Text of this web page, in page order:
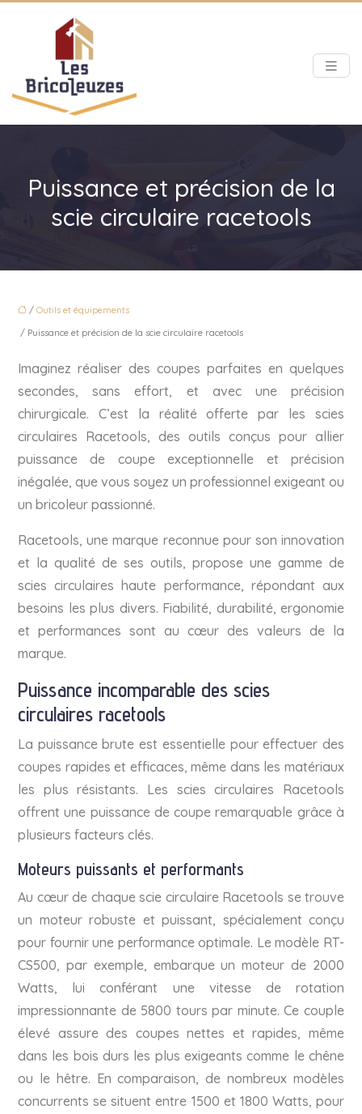
Puissance et précision de la
scie circulaire racetools
/ Outils et équipements
/ Puissance et précision de la scie circulaire racetools
Imaginez réaliser des coupes parfaites en quelques
secondes, sans effort, et avec une précision
chirurgicale. C’est la réalité offerte par les scies
circulaires Racetools, des outils conçus pour allier
puissance de coupe exceptionnelle et précision
inégalée, que vous soyez un professionnel exigeant ou
un bricoleur passionné.
Racetools, une marque reconnue pour son innovation
et la qualité de ses outils, propose une gamme de
scies circulaires haute performance, répondant aux
besoins les plus divers. Fiabilité, durabilité, ergonomie
et performances sont au cœur des valeurs de la
marque.
Puissance incomparable des scies
circulaires racetools
La puissance brute est essentielle pour effectuer des
coupes rapides et efficaces, même dans les matériaux
les plus résistants. Les scies circulaires Racetools
offrent une puissance de coupe remarquable grâce à
plusieurs facteurs clés.
Moteurs puissants et performants
Au cœur de chaque scie circulaire Racetools se trouve
un moteur robuste et puissant, spécialement conçu
pour fournir une performance optimale. Le modèle RT-
CS500, par exemple, embarque un moteur de 2000
Watts, lui conférant une vitesse de rotation
impressionnante de 5800 tours par minute. Ce couple
élevé assure des coupes nettes et rapides, même
dans les bois durs les plus exigeants comme le chêne
ou le hêtre. En comparaison, de nombreux modèles
concurrents se situent entre 1500 et 1800 Watts, pour